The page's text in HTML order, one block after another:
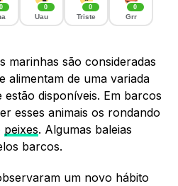
0 0
Uau
0
Triste
0
Grr
marinhas são consideradas
alimentam de uma variada
disponíveis. Em barcos
esses animais os rondando
peixes. Algumas baleias
barcos.
um novo hábito